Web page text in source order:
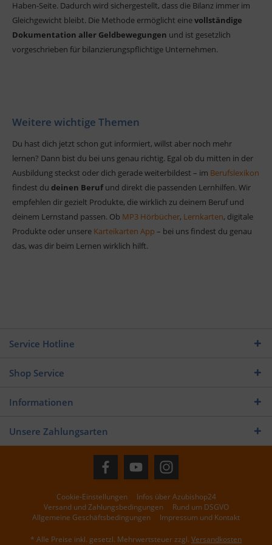
Haben-Seite. Dadurch wird sichergestellt, dass die Bilanz immer im
Gleichgewicht bleibt. Die Methode ermöglicht einevollständige
Dokumentation aller Geldbewegungen und ist gesetzlich
vorgeschrieben für bilanzierungspflichtige Unternehmen.
Weitere wichtige Themen
Du hast dich jetzt schon gut informiert, willst aber noch mehr
lernen? Dann bist du bei uns genau richtig. Egal ob du mitten in der
Ausbildung steckst oder dich gerade weiterbildest – im Berufslexikon
findest du deinen Berufund direkt die passenden Lernhilfen. Wir
empfehlen dir gezielt Produkte, die wirklich zu deinem Beruf und
deinem Lernstand passen. Ob MP3 Hörbücher, Lernkarten, digitale
Produkte oder unsere Karteikarten App – bei uns findest du genau
das, was dir beim Lernen wirklich hilft.
Service Hotline
Shop Service
Informationen
Unsere Zahlungsarten
Cookie-Einstellungen
Infos über Azubishop24
Versand und Zahlungsbedingungen
Rund um DSGVO
Allgemeine Geschäftsbedingungen
Impressum und Kontakt
* Alle Preise inkl. gesetzl. Mehrwertsteuer zzgl. Versandkosten